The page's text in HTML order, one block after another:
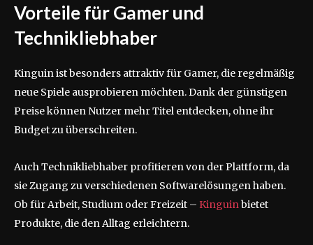
Vorteile für Gamer und
Technikliebhaber
Kinguin ist besonders attraktiv für Gamer, die regelmäßig
neue Spiele ausprobieren möchten. Dank der günstigen
Preise können Nutzer mehr Titel entdecken, ohne ihr
Budget zu überschreiten.
Auch Technikliebhaber profitieren von der Plattform, da
sie Zugang zu verschiedenen Softwarelösungen haben.
Ob für Arbeit, Studium oder Freizeit – Kinguinbietet
Produkte, die den Alltag erleichtern.